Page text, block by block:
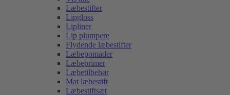
Læbestifter
Lipgloss
Lipliner
Lip plumpere
Flydende læbestifter
Læbepomader
Læbeprimer
Læbetilbehør
Mat læbestift
Læbestiftsæt